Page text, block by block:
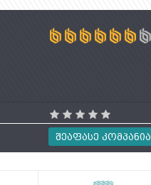
Შეაფასე Კომპანია